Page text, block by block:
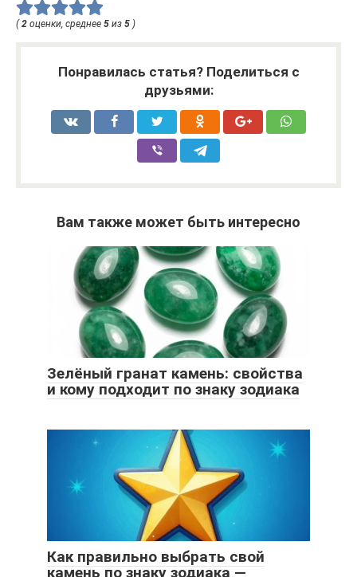
( 2 оценки, среднее 5 из 5 )
Понравилась статья? Поделиться с
друзьями:
Вам также может быть интересно
Зелёный гранат камень: свойства
и кому подходит по знаку зодиака
Как правильно выбрать свой
камень по знаку зодиака —